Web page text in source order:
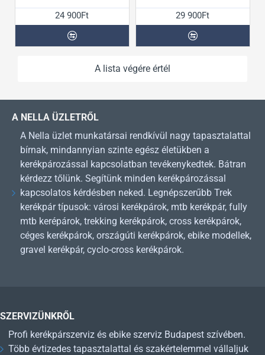
24 900Ft
29 900Ft
A lista végére értél
A NELLA ÜZLETRŐL
A Nella üzlet munkatársai rendkívül nagy tapasztalattal
bírnak, mindannyian szinte egész életükben a
kerékpározással kapcsolatban tevékenykedtek. Bátran
kérdezz tőlünk. Segítünk minden kerékpározással
kapcsolatos kérdésben neked. Legnépszerűbb Trek
kerékpár típusok: városi kerékpárok, mtb kerékpár, fully
mtb kerépárok, trekking kerékpárok, cross kerékpárok,
céges kerékpárok, országúti kerékpárok, ebike modellek,
gravel kerékpár, cyclo-cross kerékpárok.
SZERVIZÜNKRŐL
Profi kerékpárszerviz és ebike szerviz Budapest szívében.
Több évtizedes tapasztalattal és szakértelemmel vállaljuk